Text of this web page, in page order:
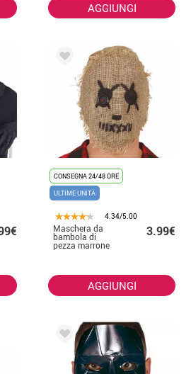
AGGIUNGI
CONSEGNA 24/48 ORE
ULTIME UNITÀ
4.34/5.00
Maschera da
bambola di
pezza marrone
3.99€
AGGIUNGI